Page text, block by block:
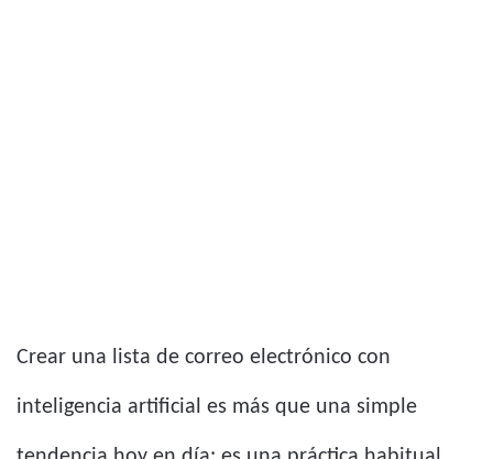
Crear una lista de correo electrónico con
inteligencia artificial es más que una simple